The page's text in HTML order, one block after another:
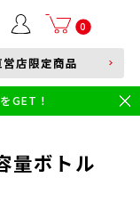
0
児向け水筒
営店限定商品
GET！
量ボトル